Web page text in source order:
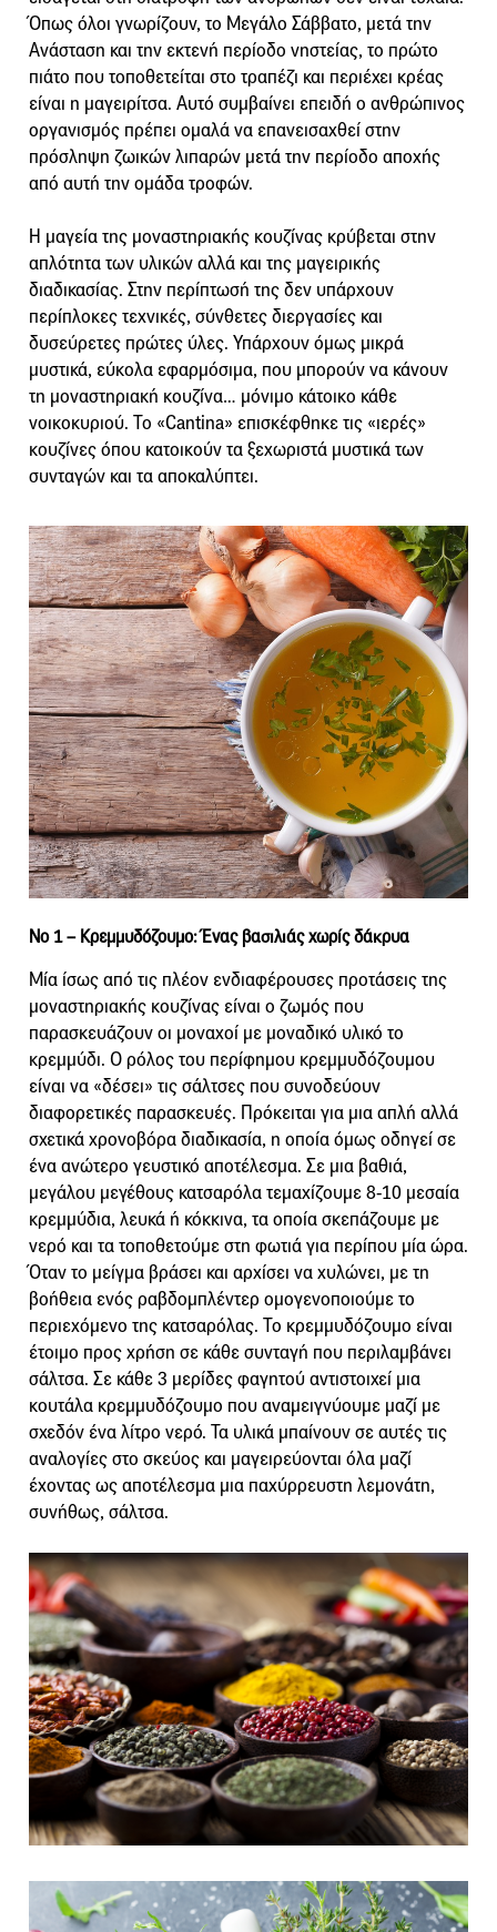
Όπως όλοι γνωρίζουν, το Μεγάλο Σάββατο, μετά την
Ανάσταση και την εκτενή περίοδο νηστείας, το πρώτο
πιάτο που τοποθετείται στο τραπέζι και περιέχει κρέας
είναι η μαγειρίτσα. Αυτό συμβαίνει επειδή ο ανθρώπινος
οργανισμός πρέπει ομαλά να επανεισαχθεί στην
πρόσληψη ζωικών λιπαρών μετά την περίοδο αποχής
από αυτή την ομάδα τροφών.
Η μαγεία της μοναστηριακής κουζίνας κρύβεται στην
απλότητα των υλικών αλλά και της μαγειρικής
διαδικασίας. Στην περίπτωσή της δεν υπάρχουν
περίπλοκες τεχνικές, σύνθετες διεργασίες και
δυσεύρετες πρώτες ύλες. Υπάρχουν όμως μικρά
μυστικά, εύκολα εφαρμόσιμα, που μπορούν να κάνουν
τη μοναστηριακή κουζίνα… μόνιμο κάτοικο κάθε
νοικοκυριού. Το «Cantina» επισκέφθηκε τις «ιερές»
κουζίνες όπου κατοικούν τα ξεχωριστά μυστικά των
συνταγών και τα αποκαλύπτει.
Νο 1 – Κρεμμυδόζουμο: Ένας βασιλιάς χωρίς δάκρυα
Μία ίσως από τις πλέον ενδιαφέρουσες προτάσεις της
μοναστηριακής κουζίνας είναι ο ζωμός που
παρασκευάζουν οι μοναχοί με μοναδικό υλικό το
κρεμμύδι. Ο ρόλος του περίφημου κρεμμυδόζουμου
είναι να «δέσει» τις σάλτσες που συνοδεύουν
διαφορετικές παρασκευές. Πρόκειται για μια απλή αλλά
σχετικά χρονοβόρα διαδικασία, η οποία όμως οδηγεί σε
ένα ανώτερο γευστικό αποτέλεσμα. Σε μια βαθιά,
μεγάλου μεγέθους κατσαρόλα τεμαχίζουμε 8-10 μεσαία
κρεμμύδια, λευκά ή κόκκινα, τα οποία σκεπάζουμε με
νερό και τα τοποθετούμε στη φωτιά για περίπου μία ώρα.
Όταν το μείγμα βράσει και αρχίσει να χυλώνει, με τη
βοήθεια ενός ραβδομπλέντερ ομογενοποιούμε το
περιεχόμενο της κατσαρόλας. Το κρεμμυδόζουμο είναι
έτοιμο προς χρήση σε κάθε συνταγή που περιλαμβάνει
σάλτσα. Σε κάθε 3 μερίδες φαγητού αντιστοιχεί μια
κουτάλα κρεμμυδόζουμo που αναμειγνύουμε μαζί με
σχεδόν ένα λίτρο νερό. Τα υλικά μπαίνουν σε αυτές τις
αναλογίες στο σκεύος και μαγειρεύονται όλα μαζί
έχοντας ως αποτέλεσμα μια παχύρρευστη λεμονάτη,
συνήθως, σάλτσα.